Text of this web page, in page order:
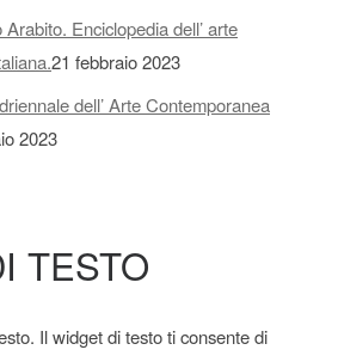
Enciclopedia dell’ arte
21 febbraio 2023
dell’ Arte Contemporanea
2023
TESTO
Il widget di testo ti consente di